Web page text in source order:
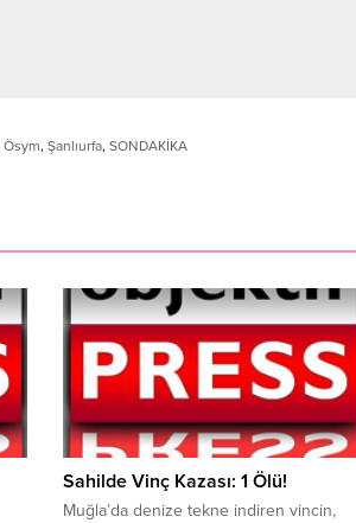
Ösym, Şanlıurfa, SONDAKİKA
Sahilde Vinç Kazası: 1 Ölü!
Muğla’da denize tekne indiren vincin,